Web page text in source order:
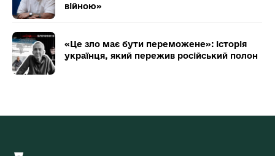
війною»
«Це зло має бути переможене»: історія
українця, який пережив російський полон